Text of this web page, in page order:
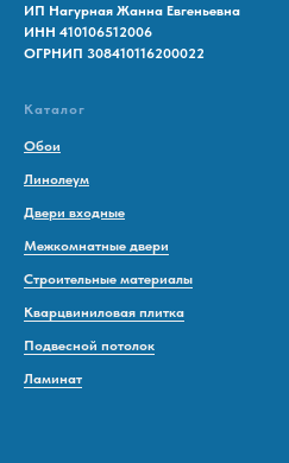
ИП Нагурная Жанна Евгеньевна
ИНН 410106512006
ОГРНИП 308410116200022
Каталог
Обои
Линолеум
Двери входные
Межкомнатные двери
Строительные материалы
Кварцвиниловая плитка
Подвесной потолок
Ламинат